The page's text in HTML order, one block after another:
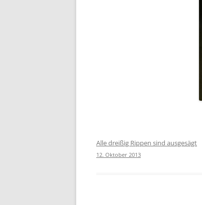
Alle dreißig Rippen sind ausgesägt
12. Oktober 2013